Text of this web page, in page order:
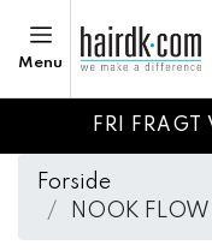
Menu
FRI
Forside
NOOK